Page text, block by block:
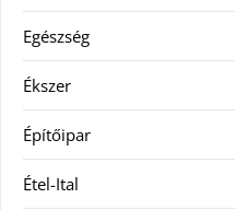
Egészség
Ékszer
Építőipar
Étel-Ital